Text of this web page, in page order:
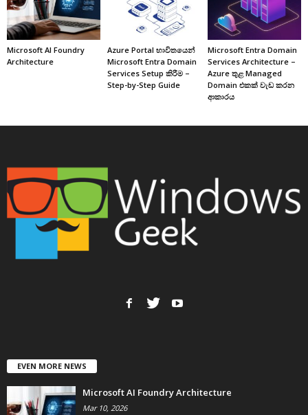
Microsoft AI Foundry
Architecture
Azure Portal භාවිතයෙන්
Microsoft Entra Domain
Services Setup කිරීම –
Step-by-Step Guide
Microsoft Entra Domain
Services Architecture –
Azure තුළ Managed
Domain එකක් වැඩ කරන
ආකාරය
EVEN MORE NEWS
Microsoft AI Foundry Architecture
Mar 10, 2026